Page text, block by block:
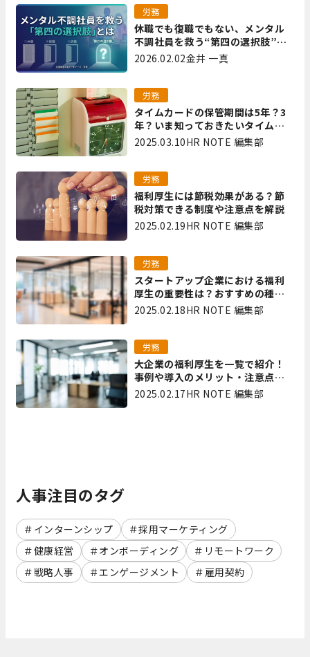
休職でも復職でもない、メンタル
不調社員を救う“第四の選択肢”と
は｜全国障害年金パートナーズ 宮
労務
2026.02.02金井 一真
タイムカードの保管期間は5年？3
年？いま知っておきたいタイムカ
ード保管方法
労務
2025.03.10HR NOTE 編集部
福利厚生には節税効果がある？節
税対策できる制度や注意点を解説
労務
2025.02.19HR NOTE 編集部
スタートアップ企業における福利
厚生の重要性は？おすすめの種類
やメリット・デメリットを解説
労務
2025.02.18HR NOTE 編集部
大企業の福利厚生を一覧で紹介！
事例や導入のメリット・注意点を
解説
労務
2025.02.17HR NOTE 編集部
人事注目のタグ
インターンシップ
採用マーケティング
健康経営
オンボーディング
リモートワーク
戦略人事
エンゲージメント 雇用契約